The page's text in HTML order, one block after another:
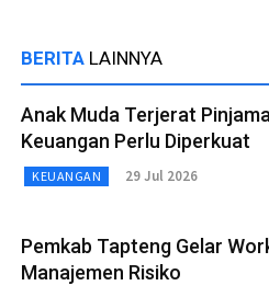
BERITA LAINNYA
Anak Muda Terjerat
Keuangan Perlu Diperkuat
KEUANGAN 29 Jul 2026
Pemkab Tapteng Gelar
Manajemen Risiko